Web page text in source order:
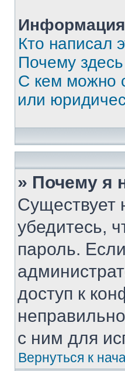
Кто написал
Почему
С кем можно
или
» Почему я
Существует
убедитесь,
пароль.
доступ к
с ним для
Вернуться к